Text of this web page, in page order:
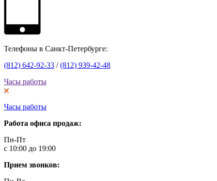
Телефоны в Санкт-Петербурге:
(812) 642-92-33 /(812) 939-42-48
Часы работы
Часы работы
Работа офиса продаж:
Пн-Пт
с 10:00 до 19:00
Прием звонков: